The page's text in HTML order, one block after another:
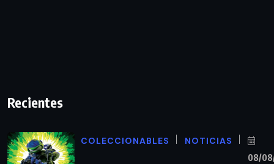
Recientes
COLECCIONABLES NOTICIAS
08/